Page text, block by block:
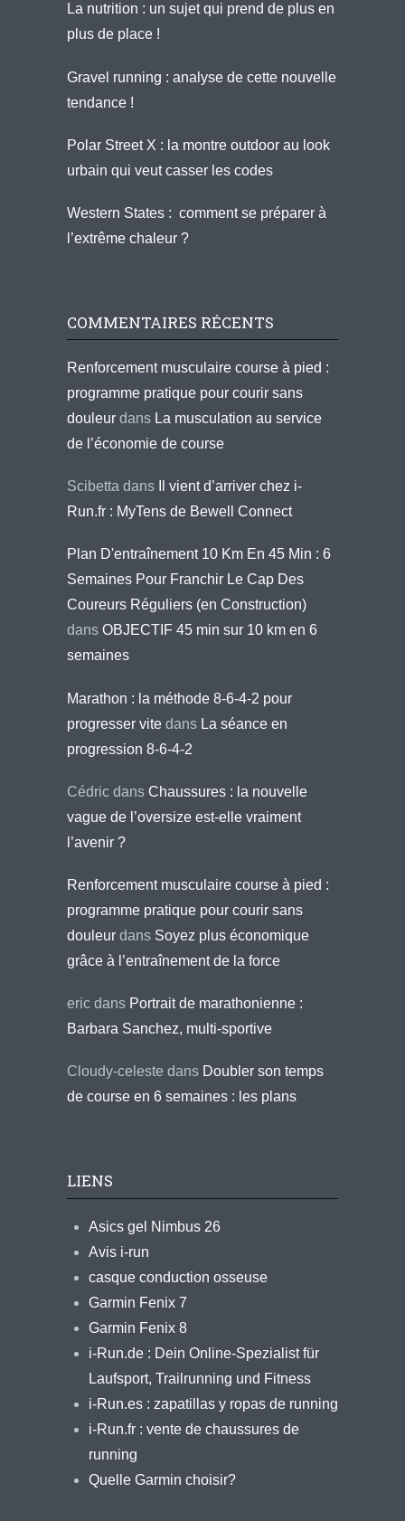
La nutrition : un sujet qui prend de plus en
plus de place !
Gravel running : analyse de cette nouvelle
tendance !
Polar Street X : la montre outdoor au look
urbain qui veut casser les codes
Western States : comment se préparer à
l’extrême chaleur ?
COMMENTAIRES RÉCENTS
Renforcement musculaire course à pied :
programme pratique pour courir sans
douleur dans La musculation au service
de l’économie de course
Scibetta dans
Il vient d’arriver chez i-
Run.fr : MyTens de Bewell Connect
Plan D'entraînement 10 Km En 45 Min : 6
Semaines Pour Franchir Le Cap Des
Coureurs Réguliers (en Construction)
dans OBJECTIF 45 min sur 10 km en 6
semaines
Marathon : la méthode 8-6-4-2 pour
progresser vite dans La séance en
progression 8-6-4-2
Cédric dans Chaussures : la nouvelle
vague de l’oversize est-elle vraiment
l’avenir ?
Renforcement musculaire course à pied :
programme pratique pour courir sans
douleur dans Soyez plus économique
grâce à l’entraînement de la force
eric dans Portrait de marathonienne :
Barbara Sanchez, multi-sportive
Cloudy-celeste dans Doubler son temps
de course en 6 semaines : les plans
LIENS
Asics gel Nimbus 26
Avis i-run
casque conduction osseuse
Garmin Fenix 7
Garmin Fenix 8
i-Run.de : Dein Online-Spezialist für
Laufsport, Trailrunning und Fitness
i-Run.es : zapatillas y ropas de running
i-Run.fr : vente de chaussures de
running
Quelle Garmin choisir?